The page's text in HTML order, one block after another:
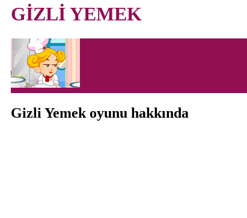
GİZLİ YEMEK
Gizli Yemek oyunu hakkında